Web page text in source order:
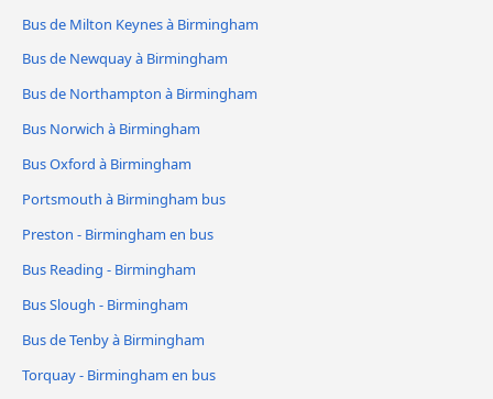
Bus de Milton Keynes à Birmingham
Bus de Newquay à Birmingham
Bus de Northampton à Birmingham
Bus Norwich à Birmingham
Bus Oxford à Birmingham
Portsmouth à Birmingham bus
Preston - Birmingham en bus
Bus Reading - Birmingham
Bus Slough - Birmingham
Bus de Tenby à Birmingham
Torquay - Birmingham en bus